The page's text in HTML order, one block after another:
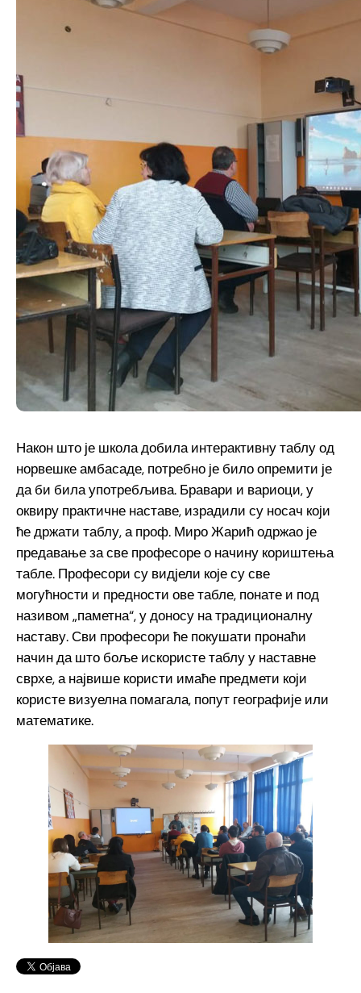
Након што је школа добила интерактивну таблу од
норвешке амбасаде, потребно је било опремити је
да би била употребљива. Бравари и вариоци, у
оквиру практичне наставе, израдили су носач који
ће држати таблу, а проф. Миро Жарић одржао је
предавање за све професоре о начину кориштења
табле. Професори су видјели које су све
могућности и предности ове табле, понате и под
називом „паметна“, у доносу на традиционалну
наставу. Сви професори ће покушати пронаћи
начин да што боље искористе таблу у наставне
сврхе, а највише користи имаће предмети који
користе визуелна помагала, попут географије или
математике.